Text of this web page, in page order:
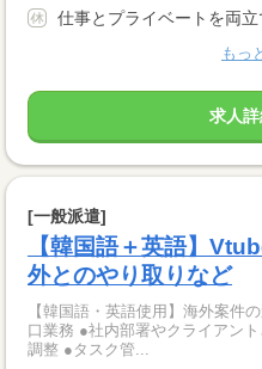
仕事とプライベートを両
もっ
求人
[一般派遣]
【韓国語＋英語】
外とのやり取りなど
【韓国語・英語使用】海外案件
口業務 ●社内部署やクライアン
調整 ●タスク管...